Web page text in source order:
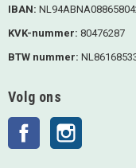
IBAN:
KVK-nummer: 80476287
BTW nummer:
Volg ons
Facebook